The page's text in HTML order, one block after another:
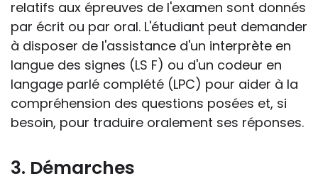
relatifs aux épreuves de l'examen sont donnés
par écrit ou par oral. L'étudiant peut demander
à disposer de l'assistance d'un interprète en
langue des signes (LS F) ou d'un codeur en
langage parlé complété (LPC) pour aider à la
compréhension des questions posées et, si
besoin, pour traduire oralement ses réponses.
3. Démarches